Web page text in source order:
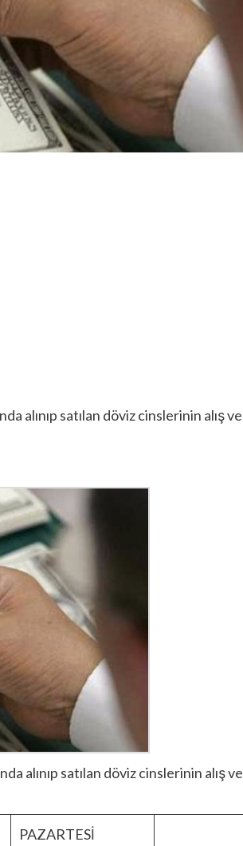
alınıp satılan döviz cinslerinin alış ve
alınıp satılan döviz cinslerinin alış ve
PAZARTESİ